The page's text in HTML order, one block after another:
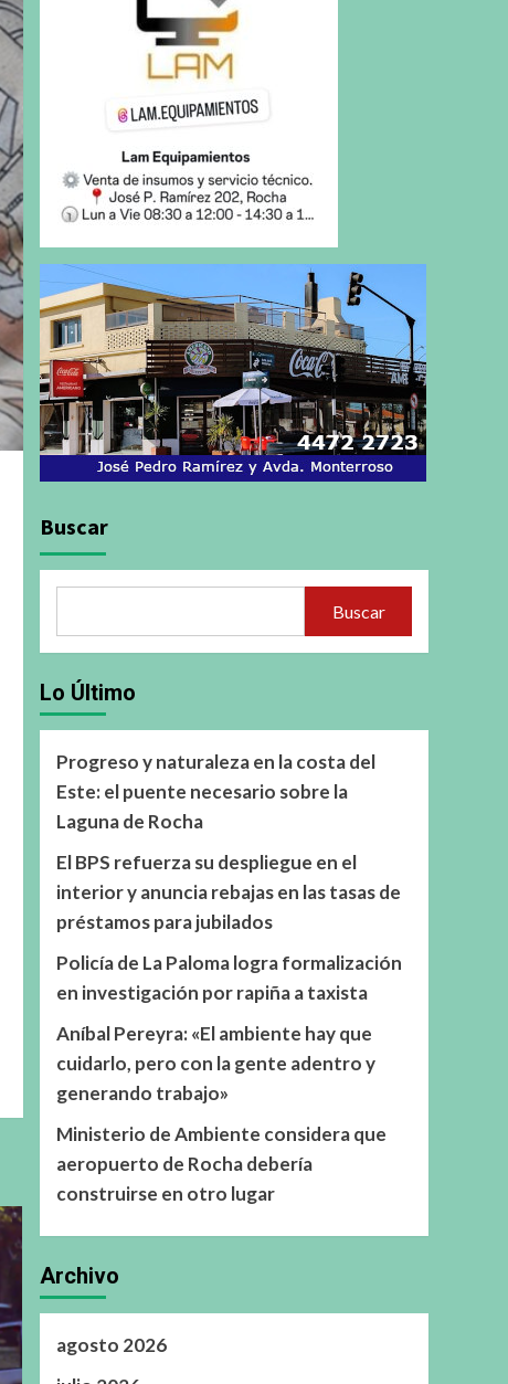
Buscar
Buscar
Lo Último
Progreso y naturaleza en la costa del
Este: el puente necesario sobre la
Laguna de Rocha
El BPS refuerza su despliegue en el
interior y anuncia rebajas en las tasas de
préstamos para jubilados
Policía de La Paloma logra formalización
en investigación por rapiña a taxista
Aníbal Pereyra: «El ambiente hay que
cuidarlo, pero con la gente adentro y
generando trabajo»
Ministerio de Ambiente considera que
aeropuerto de Rocha debería
construirse en otro lugar
Archivo
agosto 2026